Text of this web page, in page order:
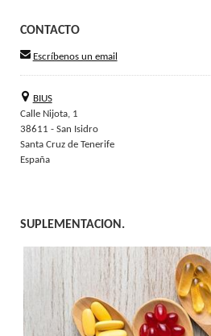
CONTACTO
Escríbenos un email
BIUS
Calle Nijota, 1
38611 - San Isidro
Santa Cruz de Tenerife
España
SUPLEMENTACION.